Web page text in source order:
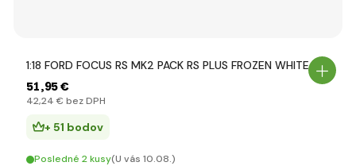
1:18 FORD FOCUS RS MK2 PACK RS PLUS FROZEN WHITE 2
51,95 €
42,24 € bez DPH
+ 51 bodov
Posledné 2 kusy(U vás 10.08.)